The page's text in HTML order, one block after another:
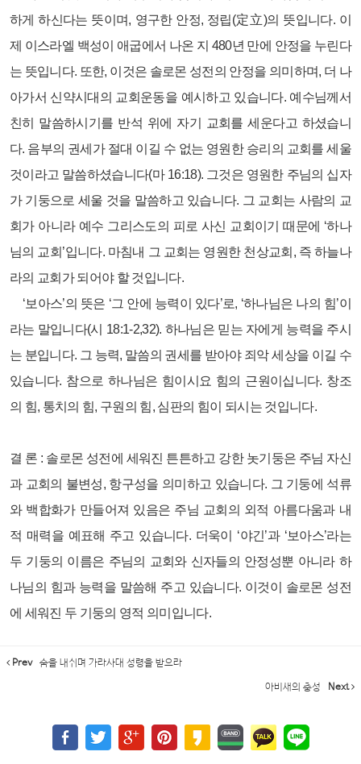
하게 하신다는 뜻이며, 영구한 안정, 정립(定立)의 뜻입니다. 이
제 이스라엘 백성이 애굽에서 나온 지 480년 만에 안정을 누린다
는 뜻입니다. 또한, 이것은 솔로몬 성전의 안정을 의미하며, 더 나
아가서 신약시대의 교회운동을 예시하고 있습니다. 예수님께서
친히 말씀하시기를 반석 위에 자기 교회를 세운다고 하셨습니
다. 음부의 권세가 절대 이길 수 없는 영원한 승리의 교회를 세울
것이라고 말씀하셨습니다(마 16:18). 그것은 영원한 주님의 십자
가 기둥으로 세울 것을 말씀하고 있습니다. 그 교회는 사람의 교
회가 아니라 예수 그리스도의 피로 사신 교회이기 때문에 ‘하나
님의 교회’입니다. 마침내 그 교회는 영원한 천상교회, 즉 하늘나
라의 교회가 되어야 할 것입니다.
‘보아스’의 뜻은 ‘그 안에 능력이 있다’로, ‘하나님은 나의 힘’이
라는 말입니다(시 18:1-2,32). 하나님은 믿는 자에게 능력을 주시
는 분입니다. 그 능력, 말씀의 권세를 받아야 죄악 세상을 이길 수
있습니다. 참으로 하나님은 힘이시요 힘의 근원이십니다. 창조
의 힘, 통치의 힘, 구원의 힘, 심판의 힘이 되시는 것입니다.
결 론 : 솔로몬 성전에 세워진 튼튼하고 강한 놋기둥은 주님 자신
과 교회의 불변성, 항구성을 의미하고 있습니다. 그 기둥에 석류
와 백합화가 만들어져 있음은 주님 교회의 외적 아름다움과 내
적 매력을 예표해 주고 있습니다. 더욱이 ‘야긴’과 ‘보아스’라는
두 기둥의 이름은 주님의 교회와 신자들의 안정성뿐 아니라 하
나님의 힘과 능력을 말씀해 주고 있습니다. 이것이 솔로몬 성전
에 세워진 두 기둥의 영적 의미입니다.
Prev 숨을 내쉬며 가라사대 성령을 받으라
아비새의 충성 Next